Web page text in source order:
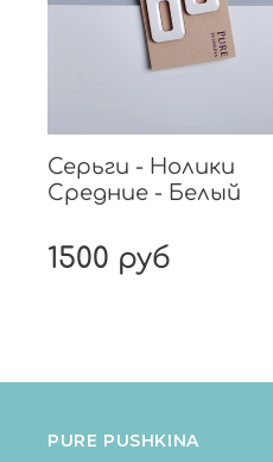
Серьги - Нолики
Средние - Белый
1500 руб
PURE PUSHKINA